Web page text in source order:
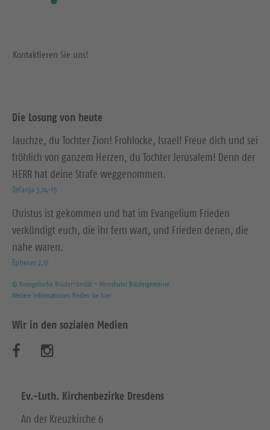
Kontaktieren Sie uns!
Die Losung von heute
Jauchze, du Tochter Zion! Frohlocke, Israel! Freue dich und sei
fröhlich von ganzem Herzen, du Tochter Jerusalem! Denn der
HERR hat deine Strafe weggenommen.
Zefanja 3,14-15
Christus ist gekommen und hat im Evangelium Frieden
verkündigt euch, die ihr fern wart, und Frieden denen, die
nahe waren.
Epheser 2,17
© Evangelische Brüder-Unität – Herrnhuter Brüdergemeine
Weitere Informationen finden Sie hier
Wir in den sozialen Medien
s
u
s
u
Ev.-Luth. Kirchenbezirke Dresdens
An der Kreuzkirche 6